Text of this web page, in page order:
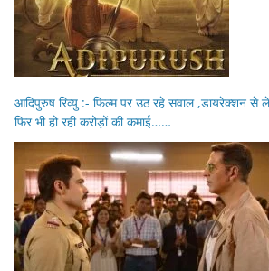
आदिपुरुष रिव्यु :- फिल्म पर उठ रहे सवाल ,डायरेक्शन
फिर भी हो रही करोड़ों की कमाई……